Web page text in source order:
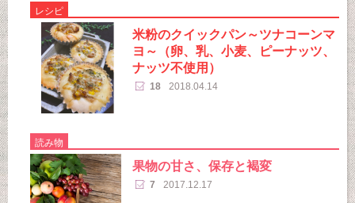
レシピ
米粉のクイックパン～ツナコーンマ
ヨ～（卵、乳、小麦、ピーナッツ、
ナッツ不使用）
18 2018.04.14
読み物
果物の甘さ、保存と褐変
7 2017.12.17